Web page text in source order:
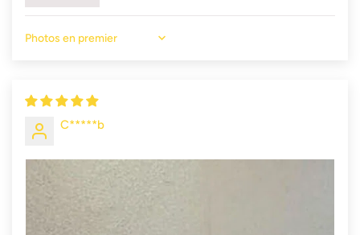
Sort by
C*****b